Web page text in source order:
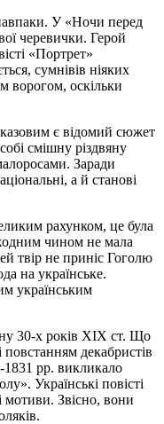
У «Ночи перед
черевички. Герой
«Портрет»
сумнівів ніяких
ворогом, оскільки
є відомий сюжет
смішну різдвяну
Заради
а й станові
рахунком, це була
чином не мала
твір не приніс Гоголю
на українське.
українським
30-х років XIX ст. Що
декабристів
1831 рр. викликало
Українські повісті
мотиви. Звісно, вони